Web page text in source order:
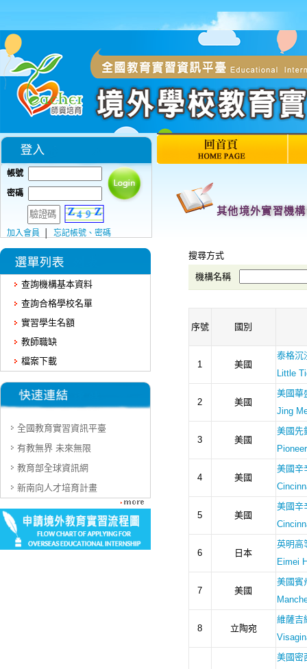
帳號
密碼
加入會員 忘記帳號、密碼
查詢機構基本資料
查詢合格學校名單
實習學生名額
教師職缺
檔案下載
全國教育實習資訊平臺
有教無界 未來無限
教育部全球資訊網
新南向人才培育計畫